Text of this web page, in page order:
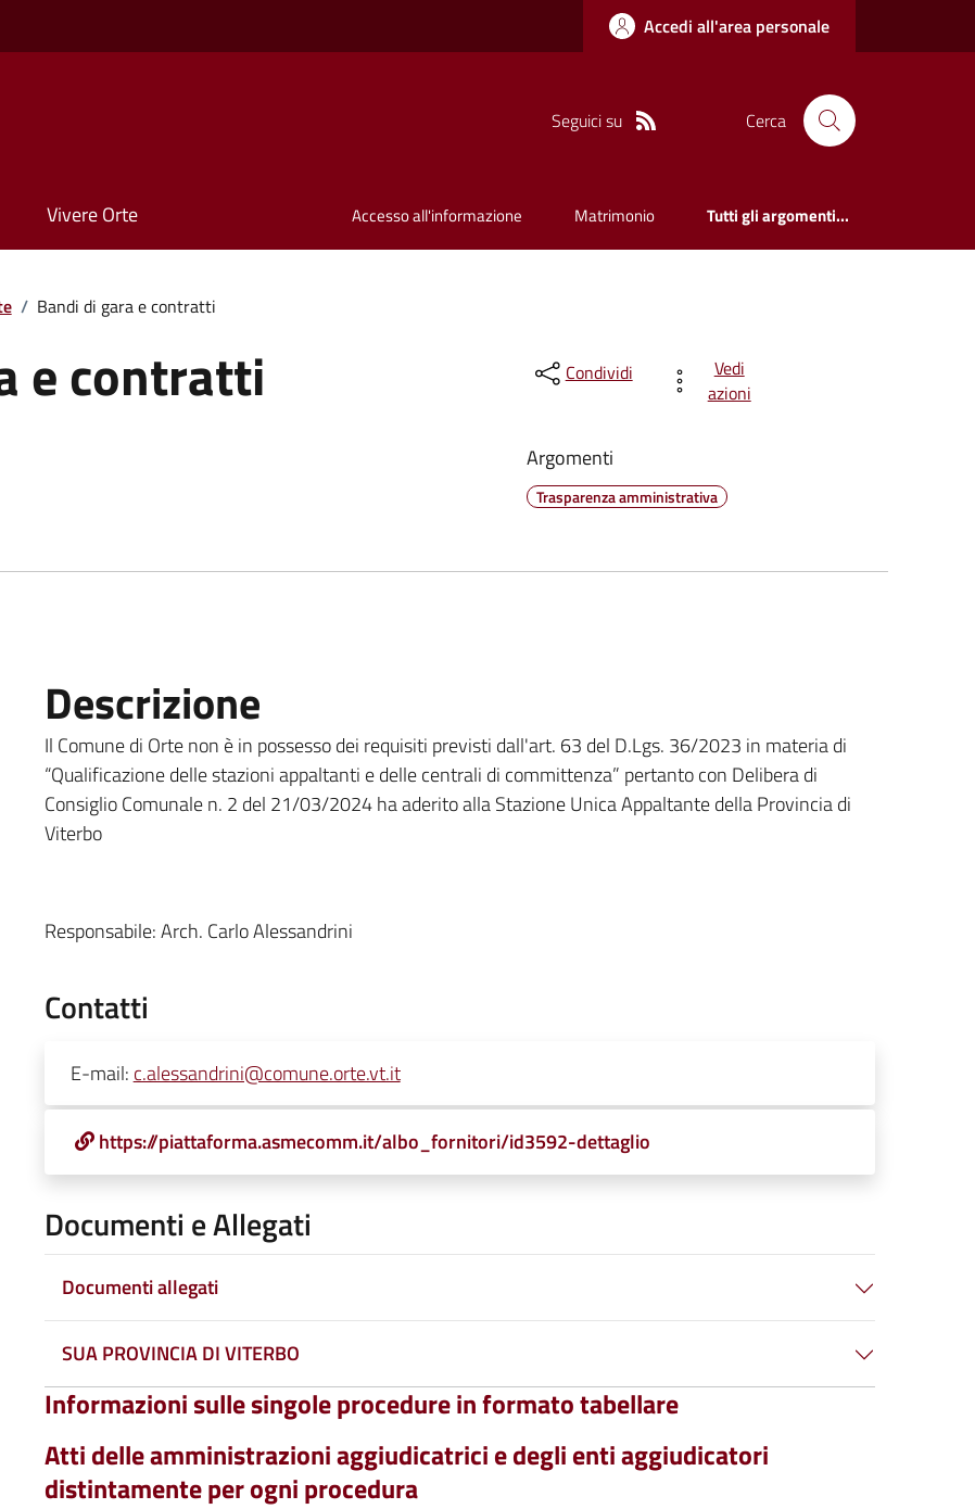
Accedi all'area personale
Seguici su Cerca
Vivere Orte Accesso all'informazione Matrimonio Tutti gli argomenti...
/ Bandi di gara e contratti
e contratti Condividi
Vedi
azioni
Argomenti
Trasparenza amministrativa
Descrizione
Il Comune di Orte non è in possesso dei requisiti previsti dall'art. 63 del D.Lgs. 36/2023 in materia di
“Qualificazione delle stazioni appaltanti e delle centrali di committenza” pertanto con Delibera di
Consiglio Comunale n. 2 del 21/03/2024 ha aderito alla Stazione Unica Appaltante della Provincia di
Viterbo
Responsabile:Arch. Carlo Alessandrini
Contatti
E-mail: c.alessandrini@comune.orte.vt.it
https://piattaforma.asmecomm.it/albo_fornitori/id3592-dettaglio
Documenti e Allegati
Documenti allegati
SUA PROVINCIA DI VITERBO
Informazioni sulle singole procedure in formato tabellare
Atti delle amministrazioni aggiudicatrici e degli enti aggiudicatori
distintamente per ogni procedura